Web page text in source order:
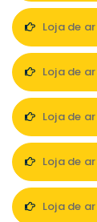
Loja de
Loja de
Loja de
Loja de
Loja de